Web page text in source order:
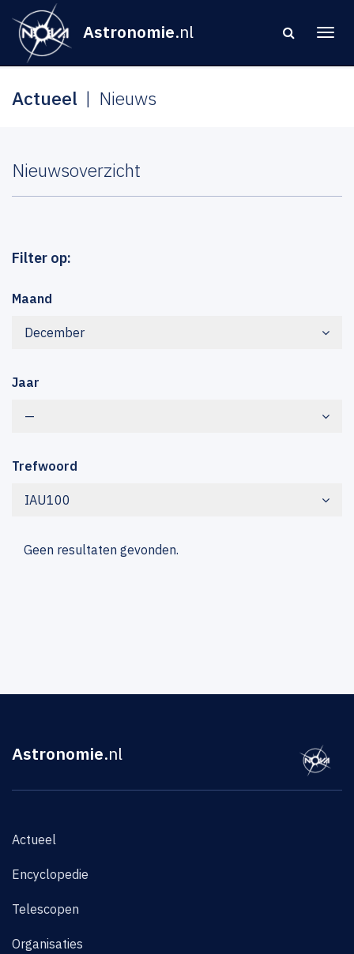
Astronomie.nl
Actueel Nieuws
Nieuwsoverzicht
Filter op:
Maand
December
Jaar
—
Trefwoord
IAU100
Geen resultaten gevonden.
Astronomie.nl
Actueel
Encyclopedie
Telescopen
Organisaties